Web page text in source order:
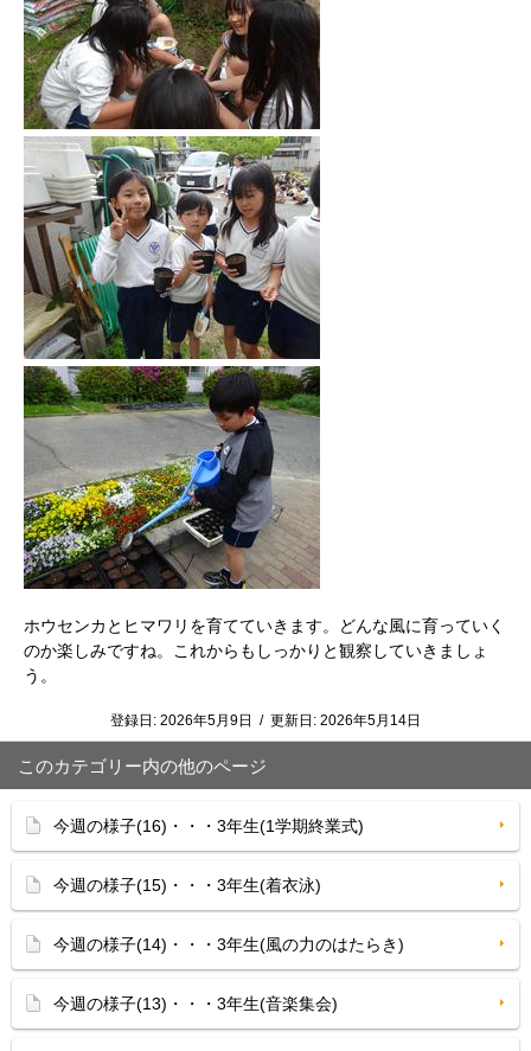
ホウセンカとヒマワリを育てていきます。どんな風に育っていく
のか楽しみですね。これからもしっかりと観察していきましょ
う。
登録日: 2026年5月9日 / 更新日: 2026年5月14日
このカテゴリー内の他のページ
今週の様子(16)・・・3年生(1学期終業式)
今週の様子(15)・・・3年生(着衣泳)
今週の様子(14)・・・3年生(風の力のはたらき)
今週の様子(13)・・・3年生(音楽集会)